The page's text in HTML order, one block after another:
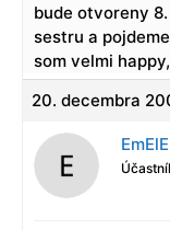
bude otvoreny
sestru a
som velmi
20. decembra